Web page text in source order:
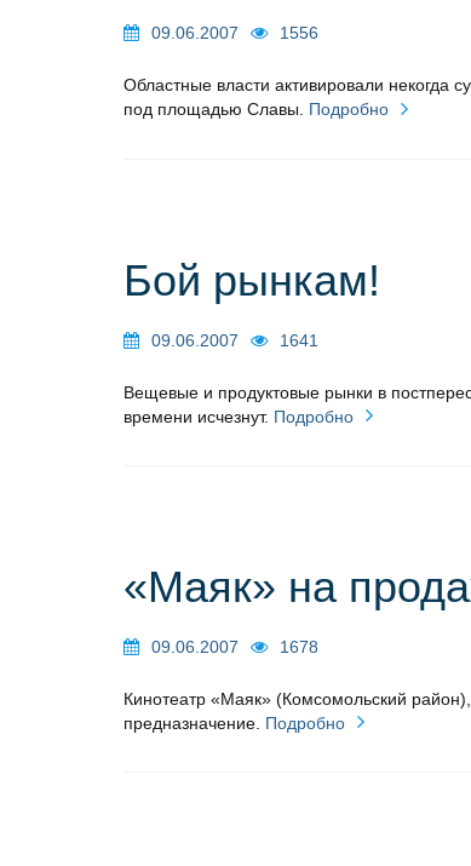
09.06.2007 1556
Областные власти активировали некогда
под площадью Славы. Подробно
Бой рынкам!
09.06.2007 1641
Вещевые и продуктовые рынки в
времени исчезнут. Подробно
«Маяк» на
09.06.2007 1678
Кинотеатр «Маяк» (Комсомольский
предназначение. Подробно